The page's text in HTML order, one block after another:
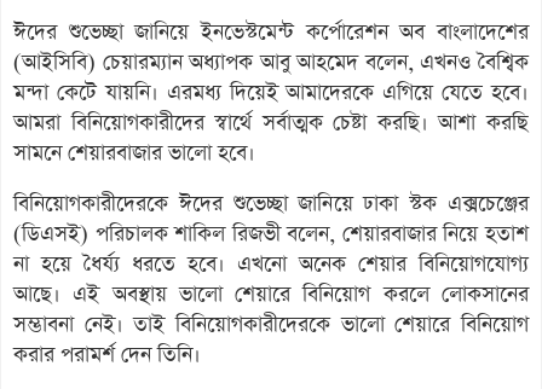
ঈদের শুভেচ্ছা জানিয়ে ইনভেস্টমেন্ট কর্পোরেশন অব বাংলাদেশের
(আইসিবি) চেয়ারম্যান অধ্যাপক আবু আহমেদ বলেন, এখনও বৈশ্বিক
মন্দা কেটে যায়নি। এরমধ্য দিয়েই আমাদেরকে এগিয়ে যেতে হবে।
আমরা বিনিয়োগকারীদের স্বার্থে সর্বাত্মক চেষ্টা করছি। আশা করছি
সামনে শেয়ারবাজার ভালো হবে।
বিনিয়োগকারীদেরকে ঈদের শুভেচ্ছা জানিয়ে ঢাকা স্টক এক্সচেঞ্জের
(ডিএসই) পরিচালক শাকিল রিজভী বলেন, শেয়ারবাজার নিয়ে হতাশ
না হয়ে ধৈর্য্য ধরতে হবে। এখনো অনেক শেয়ার বিনিয়োগযোগ্য
আছে। এই অবস্থায় ভালো শেয়ারে বিনিয়োগ করলে লোকসানের
সম্ভাবনা নেই। তাই বিনিয়োগকারীদেরকে ভালো শেয়ারে বিনিয়োগ
করার পরামর্শ দেন তিনি।